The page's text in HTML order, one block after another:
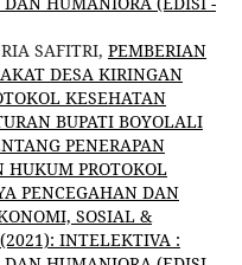
SAFITRI, PEMBERIAN
DESA KIRINGAN
KESEHATAN
BUPATI BOYOLALI
PENERAPAN
PROTOKOL
PENCEGAHAN DAN
SOSIAL &
INTELEKTIVA :